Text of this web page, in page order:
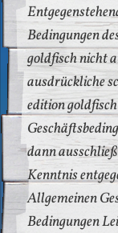
Bedingungen
goldfisch nicht
ausdrückliche
edition
dann
Kenntnis
Allgemeinen
Bedingungen